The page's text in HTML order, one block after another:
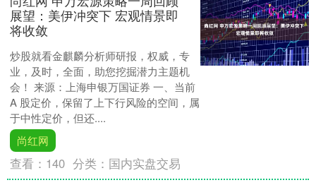
展望：美伊冲突下 宏观情景即
将收敛
炒股就看金麒麟分析师研报，权威，专
业，及时，全面，助您挖掘潜力主题机
会！ 来源：上海申银万国证券 一、当前
A 股定价，保留了上下行风险的空间，属
于中性定价，但还....
尚红网
查看： 140 分类： 国内实盘交易